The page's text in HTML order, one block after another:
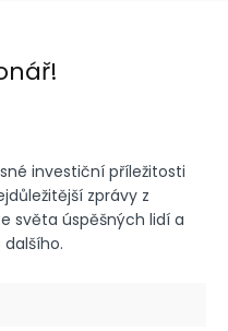
investiční příležitosti
zprávy z
světa úspěšných lidí a